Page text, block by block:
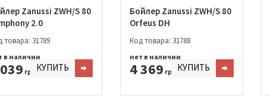
Zanussi ZWH/S 80
2.0
товара: 31789
грн.
в наличии
КУПИТЬ
Бойлер Zanussi ZWH/S 80
Orfeus DH
Код товара: 31788
4 369 грн.
нет в наличии
КУПИТЬ